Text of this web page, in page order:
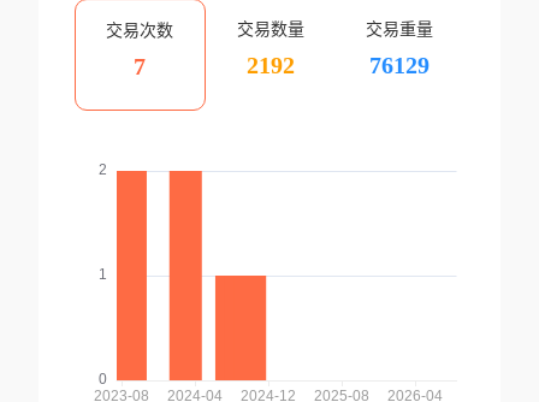
交易次数
7
交易数量
2192
交易重量
76129